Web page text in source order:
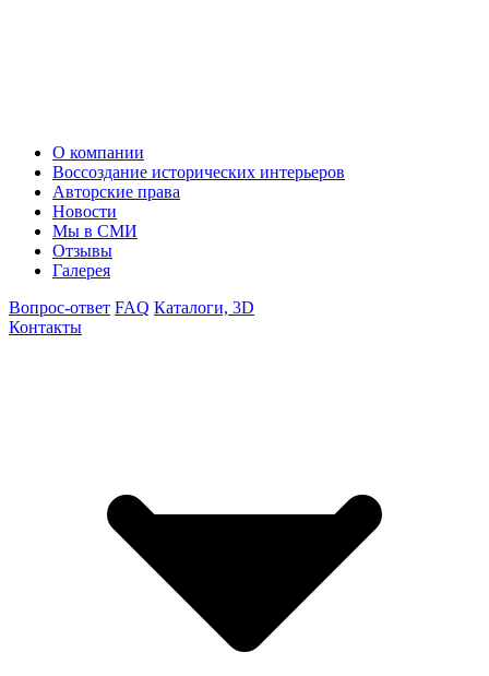
О компании
Воссоздание исторических интерьеров
Авторские права
Новости
Мы в СМИ
Отзывы
Галерея
Вопрос-ответ FAQ Каталоги, 3D
Контакты